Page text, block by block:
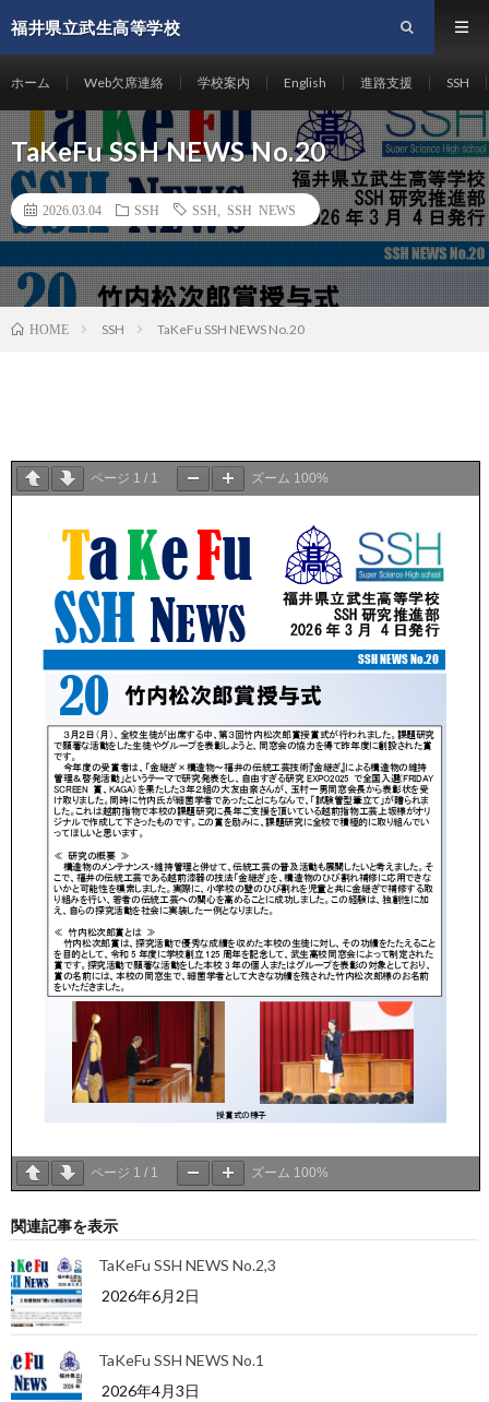
福井県立武生高等学校
ホーム Web欠席連絡 学校案内 English 進路支援 SSH
TaKeFu SSH NEWS No.20
2026.03.04 SSH SSH SSH NEWS
HOME SSH TaKeFu SSH NEWS No.20
ページ 1 / 1 ズーム 100%
ページ 1 / 1 ズーム 100%
関連記事を表示
TaKeFu SSH NEWS No.2,3
2026年6月2日
TaKeFu SSH NEWS No.1
2026年4月3日